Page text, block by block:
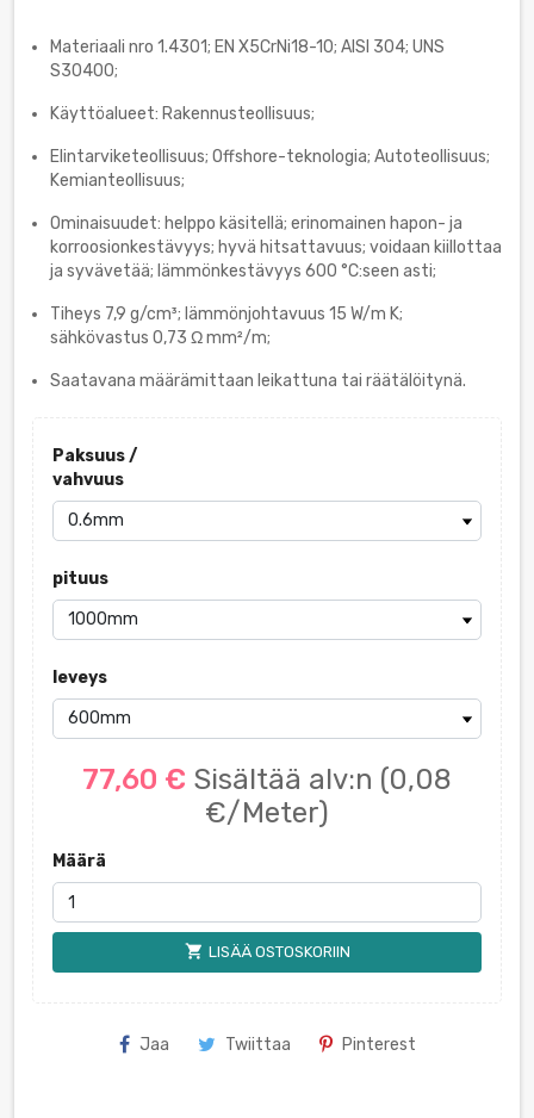
Materiaali nro 1.4301; EN X5CrNi18-10; AISI 304; UNS
S30400;
Käyttöalueet: Rakennusteollisuus;
Elintarviketeollisuus; Offshore-teknologia; Autoteollisuus;
Kemianteollisuus;
Ominaisuudet: helppo käsitellä; erinomainen hapon- ja
korroosionkestävyys; hyvä hitsattavuus; voidaan kiillottaa
ja syvävetää; lämmönkestävyys 600 °C:seen asti;
Tiheys 7,9 g/cm³; lämmönjohtavuus 15 W/m K;
sähkövastus 0,73 Ω mm²/m;
Saatavana määrämittaan leikattuna tai räätälöitynä.
Paksuus /
vahvuus
pituus
leveys
77,60 € Sisältää alv:n (0,08
€/Meter)
Määrä
shopping_cart LISÄÄ OSTOSKORIIN
Jaa Twiittaa Pinterest